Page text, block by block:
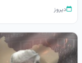
دیروز